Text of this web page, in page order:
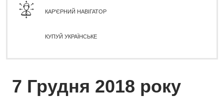
КАР'ЄРНИЙ НАВІГАТОР
КУПУЙ УКРАЇНСЬКЕ
7 Грудня 2018 року